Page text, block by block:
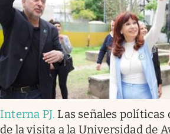
Interna PJ. Las señales políticas
de la visita a la Universidad de